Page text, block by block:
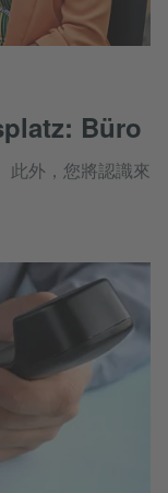
Büro
此外，您將認識來